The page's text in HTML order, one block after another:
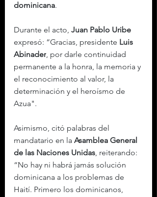
dominicana.
Durante el acto, Juan Pablo Uribe
expresó: “Gracias, presidente Luis
Abinader, por darle continuidad
permanente a la honra, la memoria y
el reconocimiento al valor, la
determinación y el heroísmo de
Azua".
Asimismo, citó palabras del
mandatario en la Asamblea General
de las Naciones Unidas, reiterando:
“No hay ni habrá jamás solución
dominicana a los problemas de
Haití. Primero los dominicanos,